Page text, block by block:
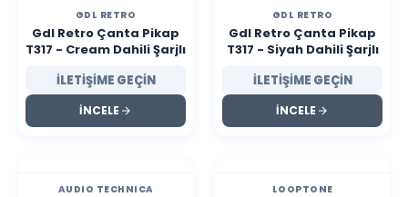
GDL RETRO
Gdl Retro Çanta Pikap
T317 - Cream Dahili Şarjlı
İLETİŞİME GEÇİN
İNCELE
GDL RETRO
Gdl Retro Çanta Pikap
T317 - Siyah Dahili Şarjlı
İLETİŞİME GEÇİN
İNCELE
AUDIO TECHNICA LOOPTONE